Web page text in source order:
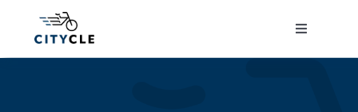
Toggle